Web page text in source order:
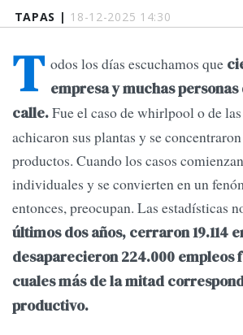
TAPAS | 18-12-2025 14:30
T odos los días escuchamos que
empresa y muchas
calle.Fue el caso de whirlpool o de
achicaron sus plantas y se
productos. Cuando los casos
individuales y se convierten en un
entonces, preocupan. Las estadísticas
últimos dos años, cerraron 19.114
desaparecieron 224.000 empleos
cuales más de la mitad
productivo.